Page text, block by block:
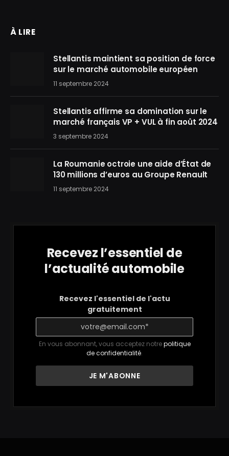
À LIRE
Stellantis maintient sa position de force
sur le marché automobile européen
11 septembre 2024
Stellantis affirme sa domination sur le
marché français VP + VUL à fin août 2024
3 septembre 2024
La Roumanie octroie une aide d’État de
130 millions d’euros au Groupe Renault
11 septembre 2024
Recevez l’essentiel de
l’actualité automobile
Recevez l'essentiel de l'actu
gratuitement
En vous abonnant, vous acceptez notrepolitique
de confidentialité.